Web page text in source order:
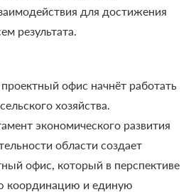
для достижения
результата.
офис начнёт работать
хозяйства.
экономического развития
области создает
офис, который в перспективе
координацию и единую